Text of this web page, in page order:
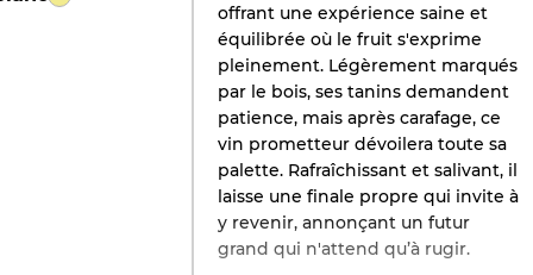
offrant une expérience saine et
équilibrée où le fruit s'exprime
pleinement. Légèrement marqués
par le bois, ses tanins demandent
patience, mais après carafage, ce
vin prometteur dévoilera toute sa
palette. Rafraîchissant et salivant, il
laisse une finale propre qui invite à
y revenir, annonçant un futur
grand qui n'attend qu’à rugir.